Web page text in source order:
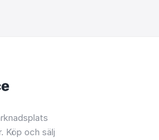
Köp och sälj